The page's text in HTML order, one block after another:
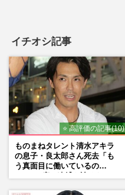
イチオシ記事
⭐ 高評価の記事(10)
ものまねタレント清水アキラ
の息子・良太郎さん死去「も
う真面目に働いているの